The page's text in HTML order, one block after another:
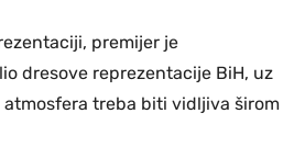
premijer je
dresove reprezentacije BiH, uz
treba biti vidljiva širom